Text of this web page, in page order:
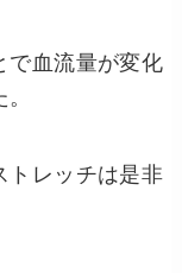
で血流量が変化
トレッチは是非